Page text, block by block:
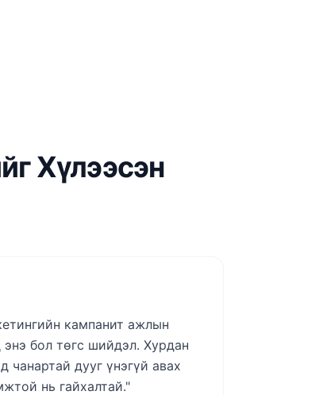
Хүлээсэн
кампанит ажлын
энэ бол төгс шийдэл. Хурдан
чанартай дууг үнэгүй авах
нь гайхалтай."